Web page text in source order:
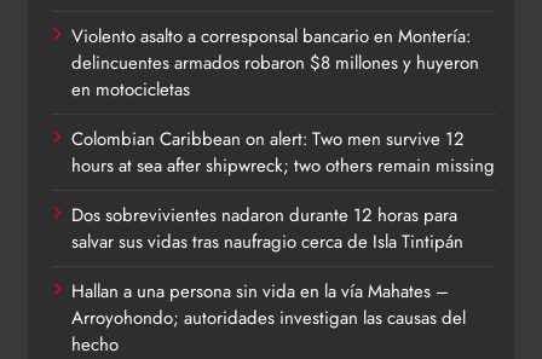
Violento asalto a corresponsal bancario en Montería:
delincuentes armados robaron $8 millones y huyeron
en motocicletas
Colombian Caribbean on alert: Two men survive 12
hours at sea after shipwreck; two others remain missing
Dos sobrevivientes nadaron durante 12 horas para
salvar sus vidas tras naufragio cerca de Isla Tintipán
Hallan a una persona sin vida en la vía Mahates –
Arroyohondo; autoridades investigan las causas del
hecho